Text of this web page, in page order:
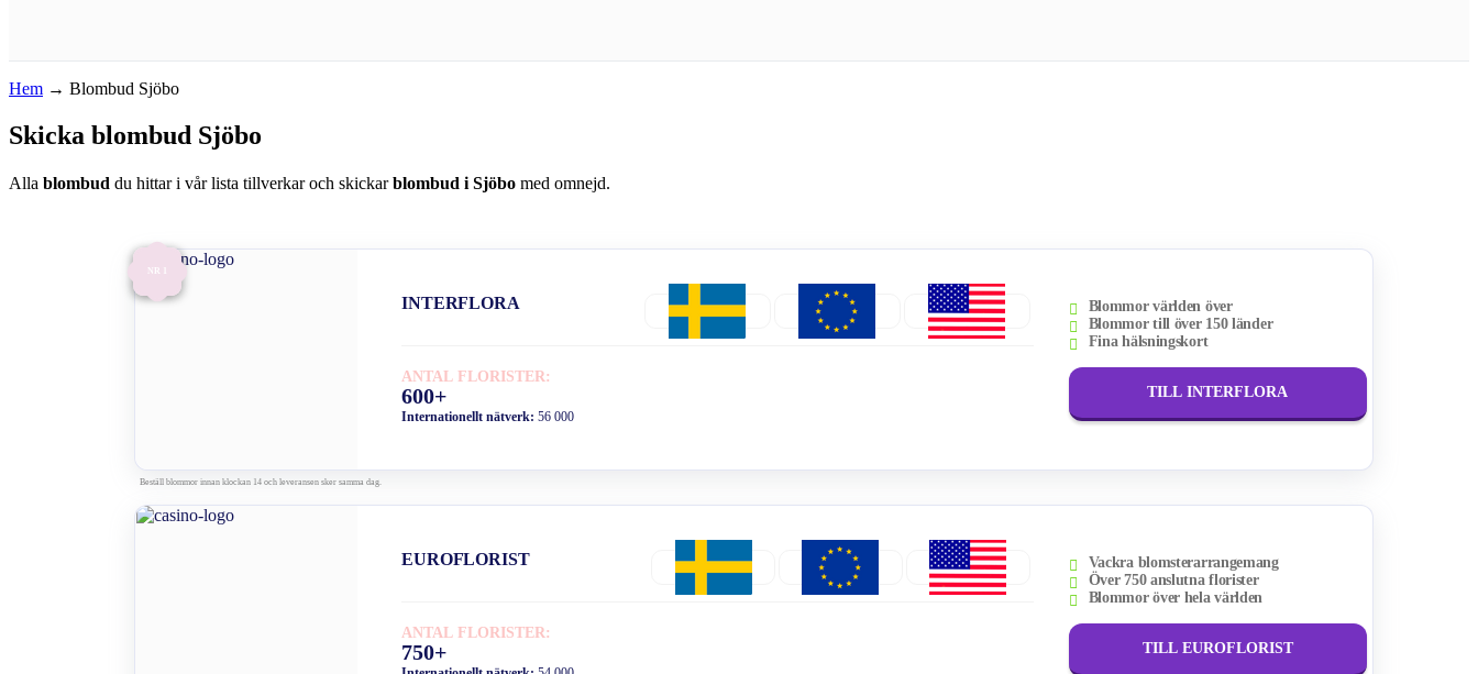
Hem → Blombud Sjöbo
Skicka blombud Sjöbo
Alla blombud du hittar i vår lista tillverkar och skickarblombud i Sjöbo med omnejd.
NR 1
INTERFLORA
ANTAL FLORISTER:
600+
Internationellt nätverk:56 000
Blommor världen över
Blommor till över 150 länder
Fina hälsningskort
TILL INTERFLORA
Beställ blommor innan klockan 14 och leveransen sker samma dag.
EUROFLORIST
ANTAL FLORISTER:
750+
Vackra blomsterarrangemang
Över 750 anslutna florister
Blommor över hela världen
TILL EUROFLORIST